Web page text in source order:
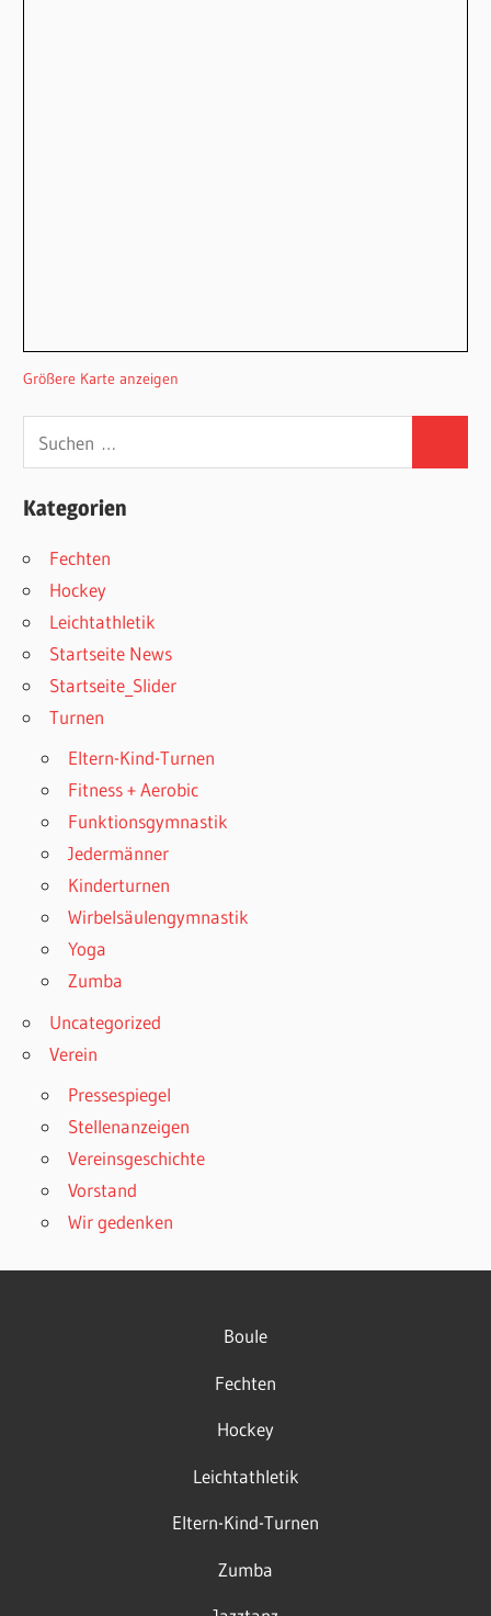
Größere Karte anzeigen
nach:
Kategorien
Fechten
Hockey
Leichtathletik
Startseite News
Startseite_Slider
Turnen
Eltern-Kind-Turnen
Fitness + Aerobic
Funktionsgymnastik
Jedermänner
Kinderturnen
Wirbelsäulengymnastik
Yoga
Zumba
Uncategorized
Verein
Pressespiegel
Stellenanzeigen
Vereinsgeschichte
Vorstand
Wir gedenken
Boule
Fechten
Hockey
Leichtathletik
Eltern-Kind-Turnen
Zumba